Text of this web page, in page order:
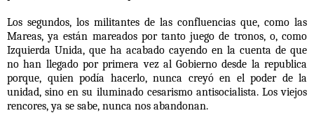
Los segundos, los militantes de las confluencias que, como las
Mareas, ya están mareados por tanto juego de tronos, o, como
Izquierda Unida, que ha acabado cayendo en la cuenta de que
no han llegado por primera vez al Gobierno desde la republica
porque, quien podía hacerlo, nunca creyó en el poder de la
unidad, sino en su iluminado cesarismo antisocialista. Los viejos
rencores, ya se sabe, nunca nos abandonan.